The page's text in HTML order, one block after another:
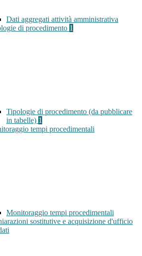
Dati aggregati attività amministrativa
di procedimento 1
Tipologie di procedimento (da pubblicare
in tabelle) 1
tempi procedimentali
Monitoraggio tempi procedimentali
sostitutive e acquisizione d'ufficio